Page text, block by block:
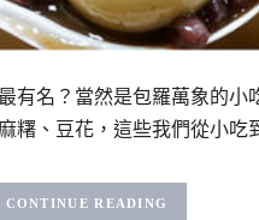
有名？當然是包羅萬象的小
糬、豆花，這些我們從小
CONTINUE READING